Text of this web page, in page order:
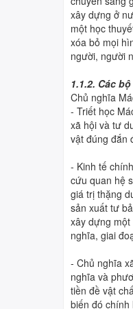
xây dựng ở
một học
xóa bỏ mọi
người, người
1.1.2. Các
Chủ nghĩa
- Triết học
xã hội và tư
vật đúng đắn
- Kinh tế
cứu quan hệ
giá trị thặng
sản xuất tư
xây dựng
nghĩa, giai
- Chủ nghĩa
nghĩa và
tiền đề vật
biến đó chính